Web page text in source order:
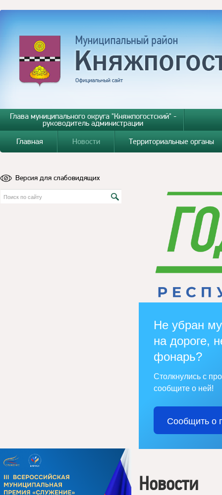
Глава муниципального округа "Княжпогостский" -
руководитель администрации
Главная
Новости Территориальные органы
Версия для слабовидящих
Не убран
на дороге,
фонарь?
Столкнулись с
сообщите о ней!
Сообщить о
Новости